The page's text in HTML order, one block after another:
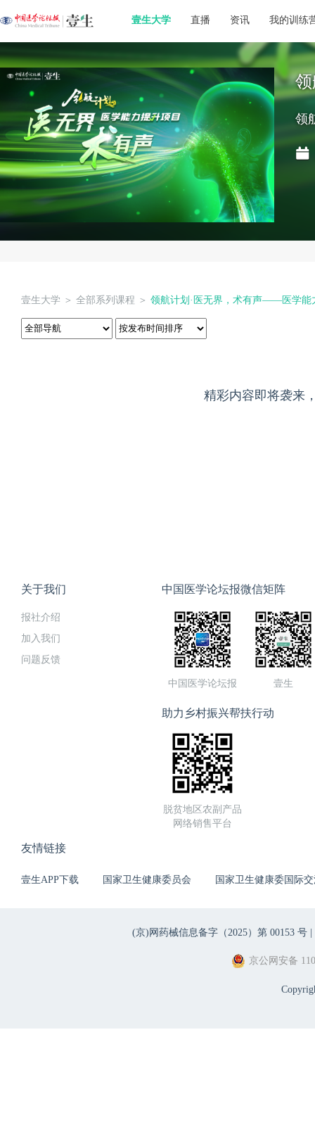
壹生大学 直播 资讯 我的训练
领
壹生大学 ＞ 全部系列课程 ＞ 领航计划·医无界，术有声——医学能
精彩内容即将袭来
关于我们
报社介绍
加入我们
问题反馈
中国医学论坛报微信矩阵
中国医学论坛报 壹生
助力乡村振兴帮扶行动
脱贫地区农副产品
网络销售平台
友情链接
壹生APP下载 国家卫生健康委员会 国家卫生健康委国际
(京)网药械信息备字（2025）第 00153 号 |
京公网安备